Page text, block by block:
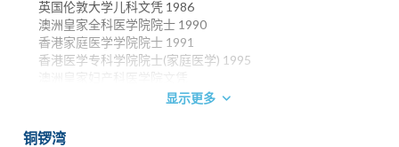
英国伦敦大学儿科文凭 1986
澳洲皇家全科医学院院士 1990
香港家庭医学学院院士 1991
香港医学专科学院院士(家庭医学) 1995
显示更多
铜锣湾